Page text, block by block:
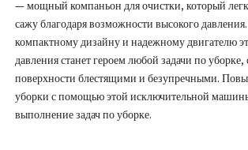
— мощный компаньон для очистки, который
сажу благодаря возможности высокого
компактному дизайну и надежному двигателю
давления станет героем любой задачи по уборке,
поверхности блестящими и безупречными.
уборки с помощью этой исключительной
выполнение задач по уборке.